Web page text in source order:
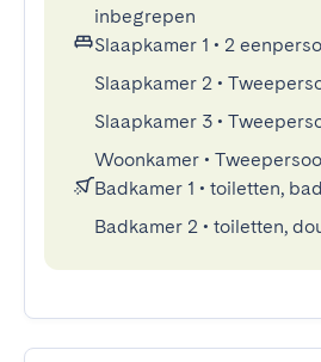
inbegrepen
Slaapkamer 1 • 2
Slaapkamer 2 •
Slaapkamer 3 •
Woonkamer •
Badkamer 1 • toiletten,
Badkamer 2 • toiletten,